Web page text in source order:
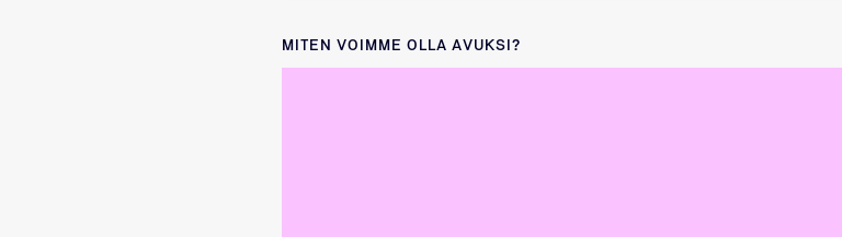
MITEN VOIMME OLLA AVUKSI?